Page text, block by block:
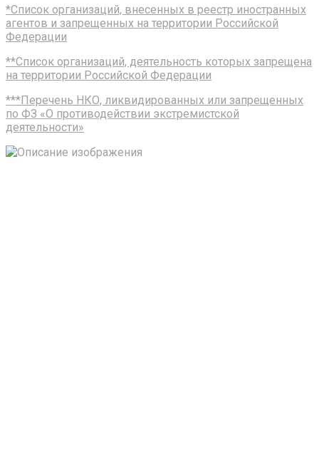
*Список организаций, внесенных в реестр иностранных
агентов и запрещенных на территории Российской
Федерации
**Список организаций, деятельность которых запрещена
на территории Российской Федерации
***Перечень НКО, ликвидированных или запрещенных
по ФЗ «О противодействии экстремистской
деятельности»